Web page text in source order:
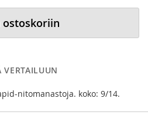
ostoskoriin
VERTAILUUN
nitomanastoja. koko: 9/14.